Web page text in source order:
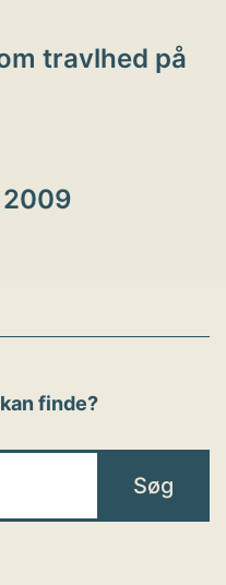
travlhed på
finde?